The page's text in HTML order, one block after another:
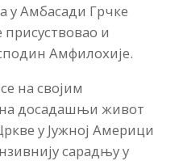
у Амбасади Грчке
и
Амфилохије.
на својим
досадашњи живот
у Јужној Америци
сарадњу у